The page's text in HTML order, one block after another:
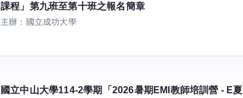
課程」第九班至第十班之報名簡章
主辦：國立成功大學
國立中山大學114-2學期「2026暑期EMI教師培訓營 - E夏